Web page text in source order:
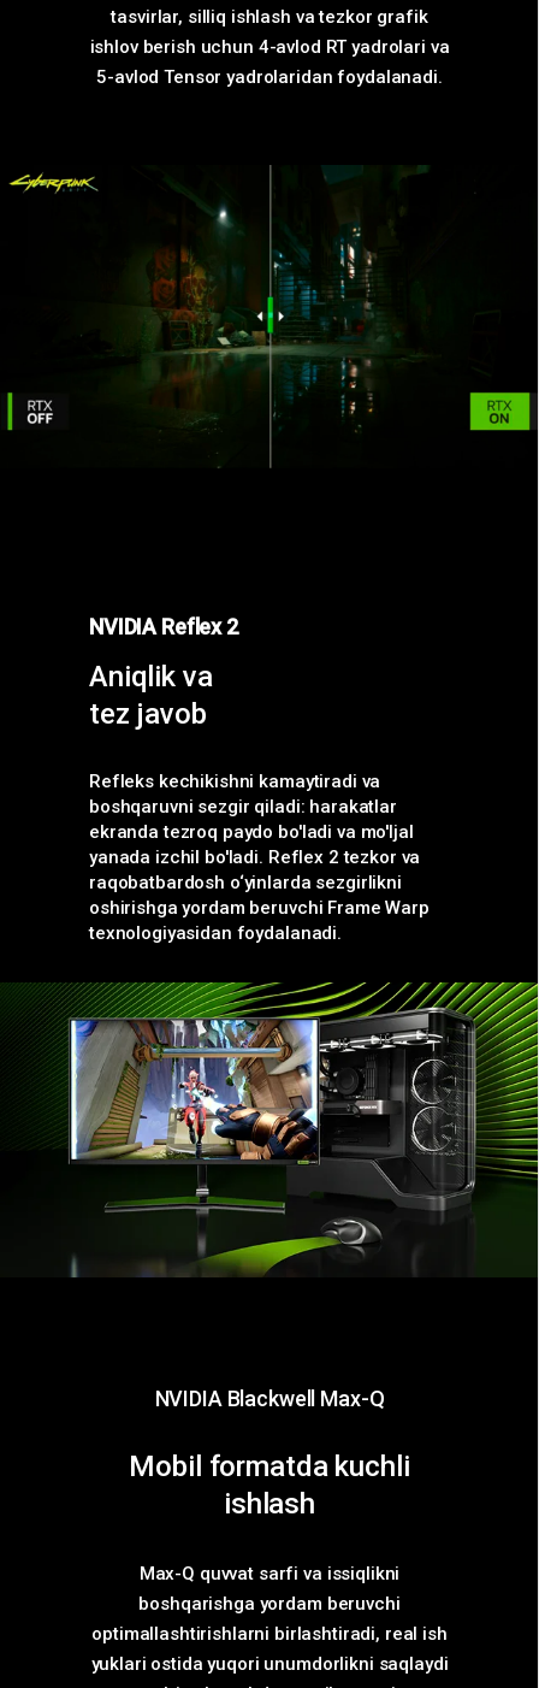
tasvirlar, silliq ishlash va tezkor grafik
ishlov berish uchun 4-avlod RT yadrolari va
5-avlod Tensor yadrolaridan foydalanadi.
NVIDIA Reflex 2
Aniqlik va
tez javob
Refleks kechikishni kamaytiradi va
boshqaruvni sezgir qiladi: harakatlar
ekranda tezroq paydo bo'ladi va mo'ljal
yanada izchil bo'ladi. Reflex 2 tezkor va
raqobatbardosh o‘yinlarda sezgirlikni
oshirishga yordam beruvchi Frame Warp
texnologiyasidan foydalanadi.
NVIDIA Blackwell Max-Q
Mobil formatda kuchli
ishlash
Max-Q quvvat sarfi va issiqlikni
boshqarishga yordam beruvchi
optimallashtirishlarni birlashtiradi, real ish
yuklari ostida yuqori unumdorlikni saqlaydi